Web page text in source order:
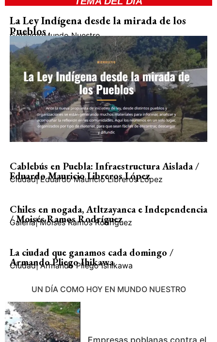
La Ley Indígena desde la mirada de los
Pueblos
GobiernoMundo Nuestro
Cablebús en Puebla: Infraestructura Aislada /
Eduardo Mauricio Libreros López
Ciudad| Eduardo Mauricio Libreros López
Chiles en nogada, Atltzayanca e Independencia
/ Moisés Ramos Rodríguez
Galería| Moisés Ramos Rodríguez
La ciudad que ganamos cada domingo /
Armando Pliego Ihikawa
Ciudad| Armando Pliego Ishikawa
UN DÍA COMO HOY EN MUNDO NUESTRO
Empresas poblanas contra el